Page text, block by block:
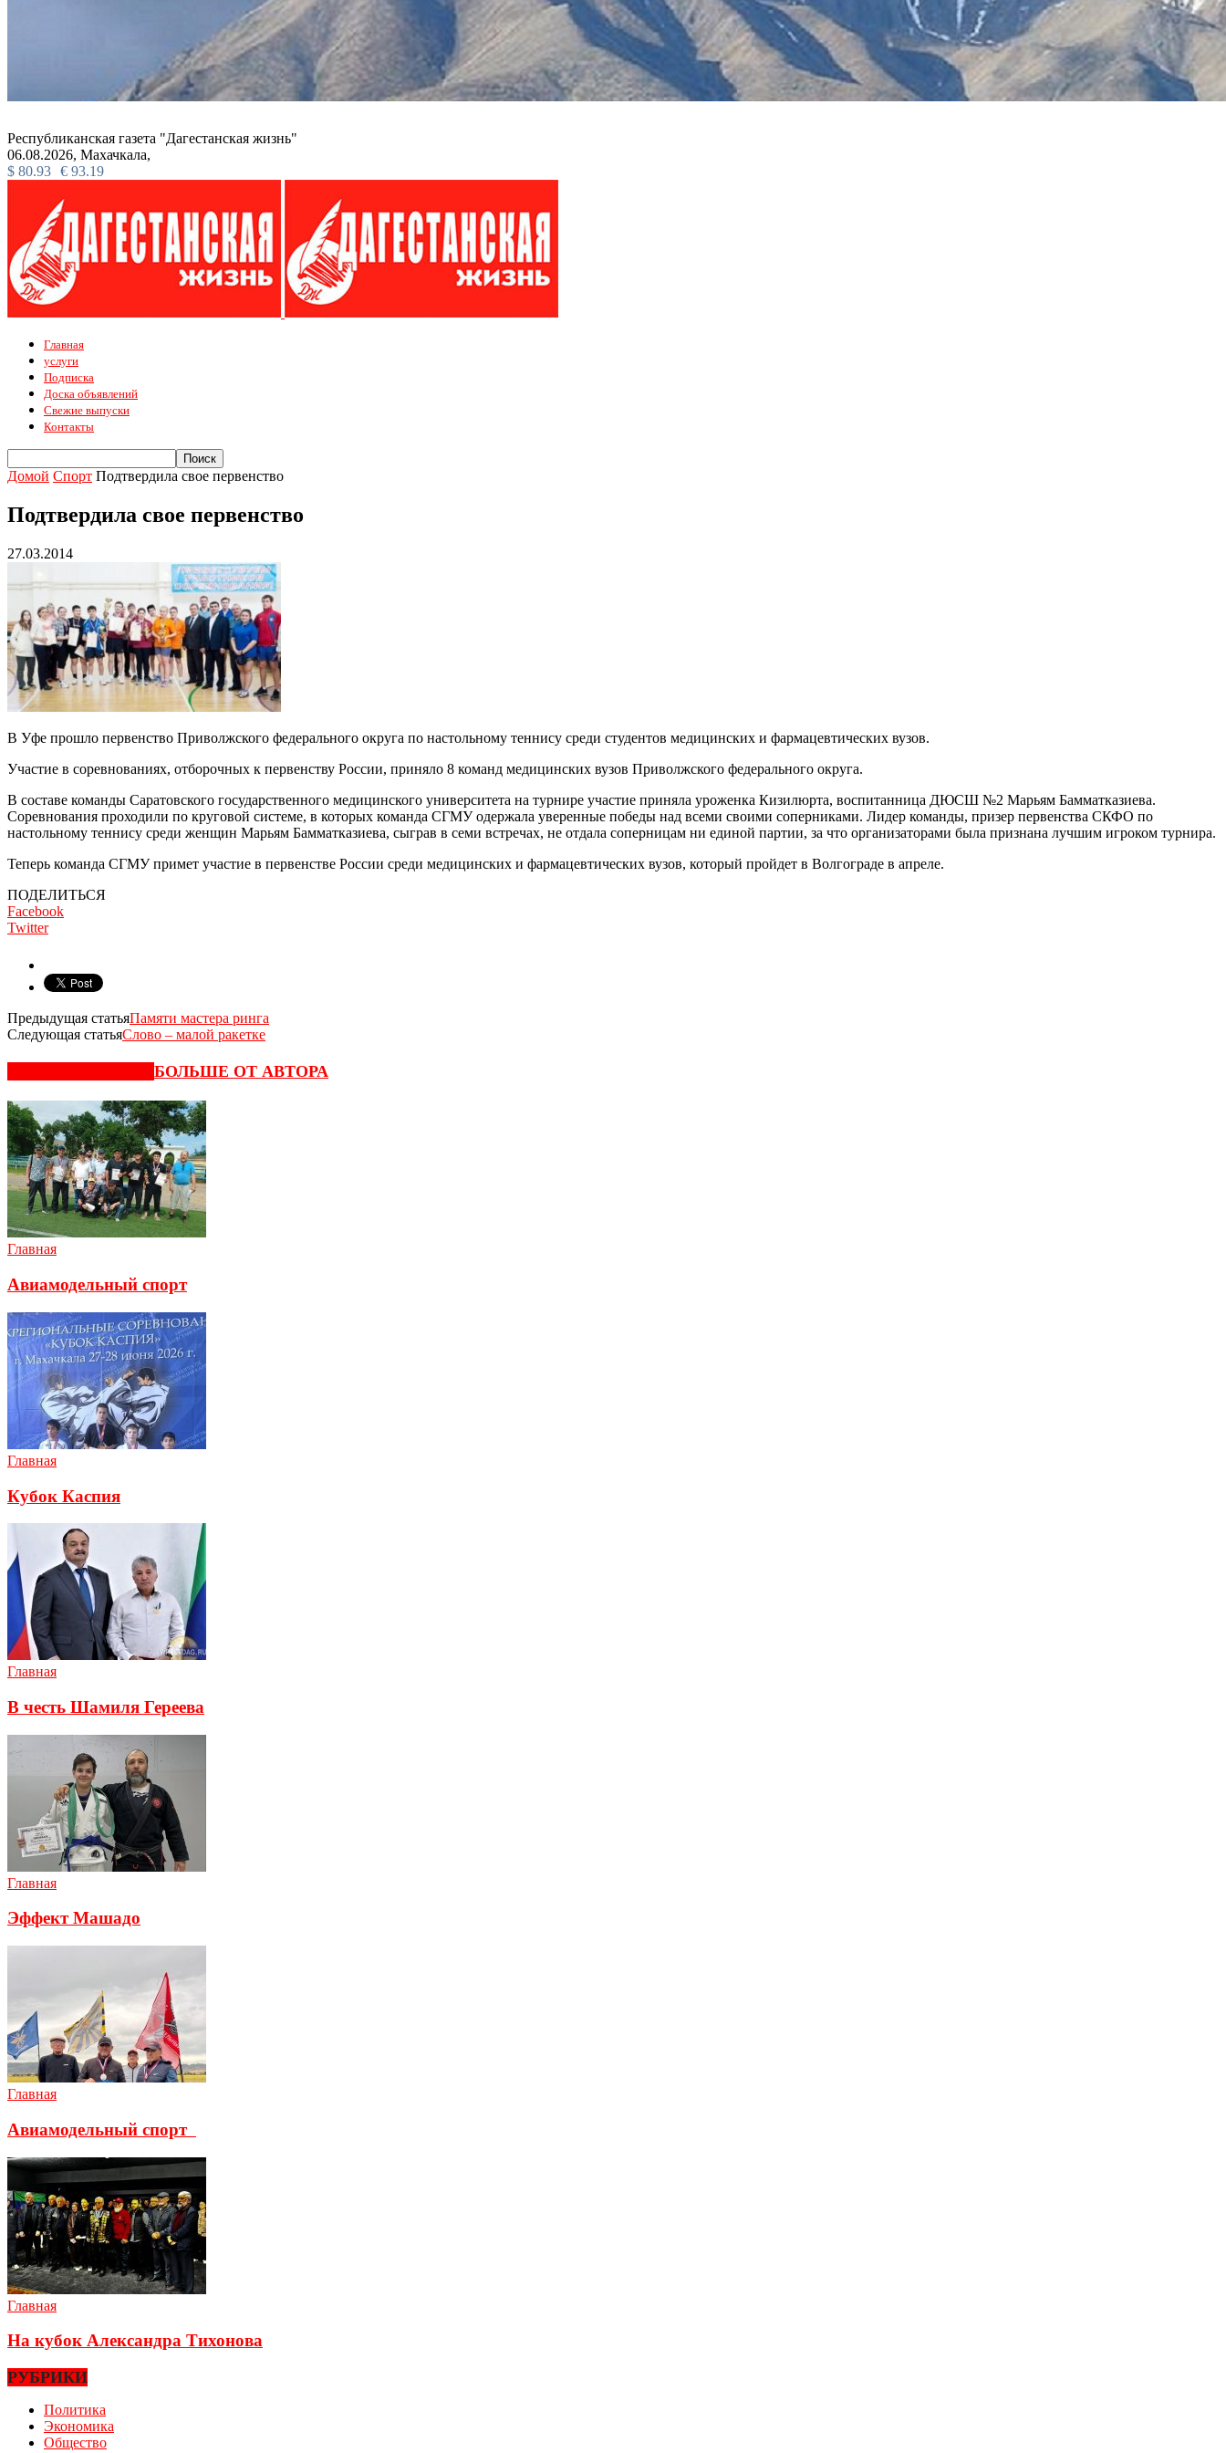
Республиканская газета "Дагестанская жизнь"
06.08.2026, Махачкала,
$ 80.93 € 93.19
Главная
услуги
Подписка
Доска объявлений
Свежие выпуски
Контакты
Домой Спорт Подтвердила свое первенство
Подтвердила свое первенство
27.03.2014
В Уфе прошло первенство Приволжского федерального округа по настольному теннису среди студентов медицинских и фармацевтических вузов.
Участие в соревнованиях, отборочных к первенству России, приняло 8 команд медицинских вузов Приволжского федерального округа.
В составе команды Саратовского государственного медицинского университета на турнире участие приняла уроженка Кизилюрта, воспитанница ДЮСШ №2 Марьям Бамматказиева.
Соревнования проходили по круговой системе, в которых команда СГМУ одержала уверенные победы над всеми своими соперниками. Лидер команды, призер первенства СКФО по
настольному теннису среди женщин Марьям Бамматказиева, сыграв в семи встречах, не отдала соперницам ни единой партии, за что организаторами была признана лучшим игроком турнира.
Теперь команда СГМУ примет участие в первенстве России среди медицинских и фармацевтических вузов, который пройдет в Волгограде в апреле.
ПОДЕЛИТЬСЯ
Facebook
Twitter
Предыдущая статьяПамяти мастера ринга
Следующая статьяСлово – малой ракетке
БОЛЬШЕ ОТ АВТОРА
Главная
Авиамодельный спорт
Главная
Кубок Каспия
Главная
В честь Шамиля Гереева
Главная
Эффект Машадо
Главная
Авиамодельный спорт
Главная
На кубок Александра Тихонова
РУБРИКИ
Политика
Экономика
Общество